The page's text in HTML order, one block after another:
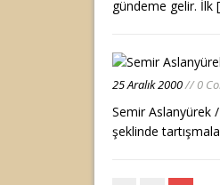
gündeme gelir. İlk
25 Aralık 2000// 0
Semir Aslanyürek
şeklinde